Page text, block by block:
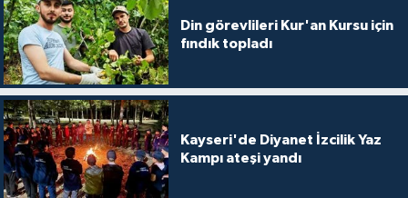
Din görevlileri Kur'an Kursu için
fındık topladı
Kayseri'de Diyanet İzcilik Yaz
Kampı ateşi yandı